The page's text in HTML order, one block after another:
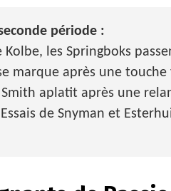
période :
Kolbe, les Springboks
marque après une touche
Smith aplatit après une
de Snyman et